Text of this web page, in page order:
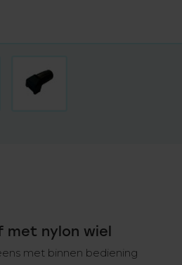
met nylon wiel
met binnen bediening